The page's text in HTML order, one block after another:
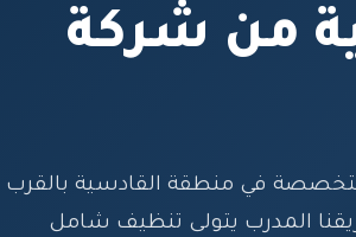
من شركة
في منطقة القادسية بالقرب
المدرب يتولى تنظيف شامل